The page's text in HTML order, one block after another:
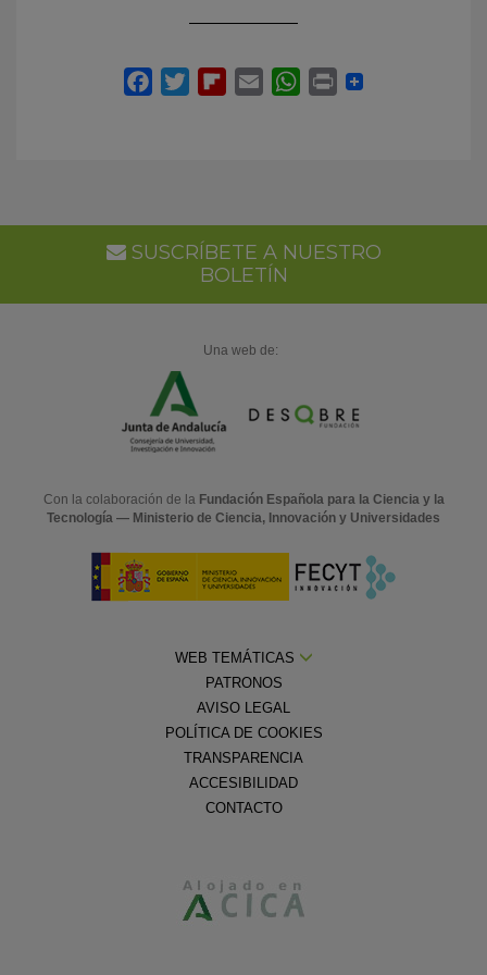
SUSCRÍBETE A NUESTRO
BOLETÍN
Una web de:
Con la colaboración de la Fundación Española para la Ciencia y la
Tecnología — Ministerio de Ciencia, Innovación y Universidades
WEB TEMÁTICAS
PATRONOS
AVISO LEGAL
POLÍTICA DE COOKIES
TRANSPARENCIA
ACCESIBILIDAD
CONTACTO